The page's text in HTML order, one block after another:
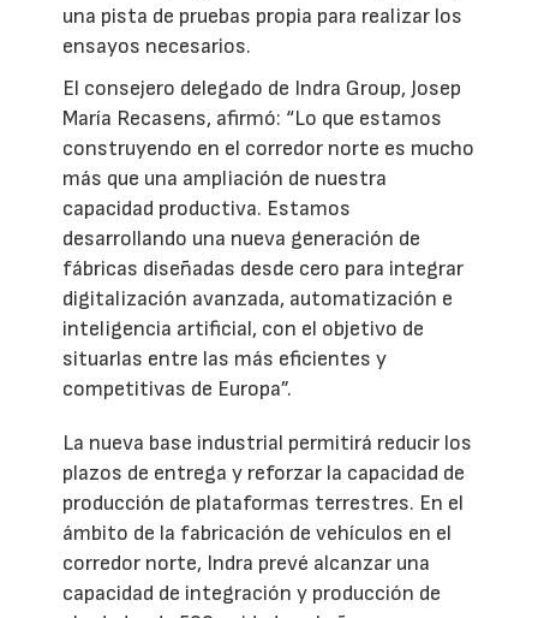
una pista de pruebas propia para realizar los
ensayos necesarios.
El consejero delegado de Indra Group, Josep
María Recasens, afirmó: “Lo que estamos
construyendo en el corredor norte es mucho
más que una ampliación de nuestra
capacidad productiva. Estamos
desarrollando una nueva generación de
fábricas diseñadas desde cero para integrar
digitalización avanzada, automatización e
inteligencia artificial, con el objetivo de
situarlas entre las más eficientes y
competitivas de Europa”.
La nueva base industrial permitirá reducir los
plazos de entrega y reforzar la capacidad de
producción de plataformas terrestres. En el
ámbito de la fabricación de vehículos en el
corredor norte, Indra prevé alcanzar una
capacidad de integración y producción de